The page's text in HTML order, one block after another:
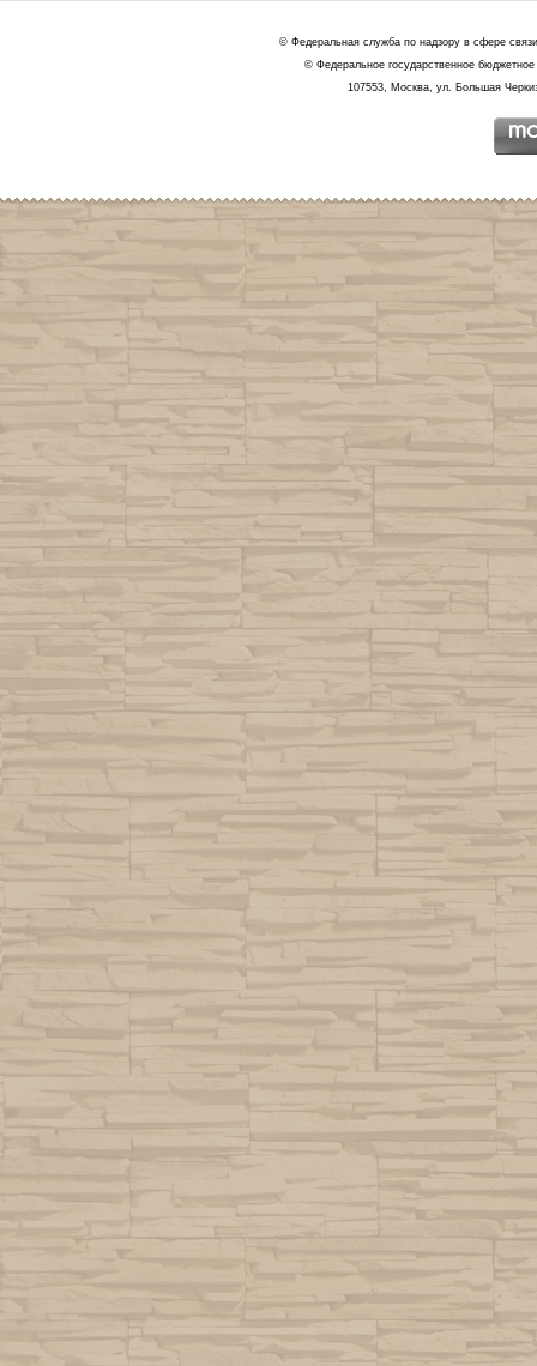
© Федеральная служба по надзору в сфере
© Федеральное государственное
107553, Москва, ул. Большая